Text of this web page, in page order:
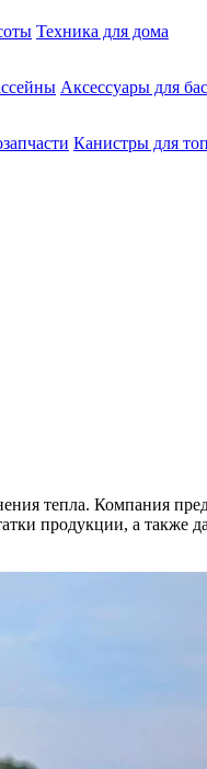
Техника для дома
Аксессуары для
Канистры для
тепла. Компания
продукции, а также